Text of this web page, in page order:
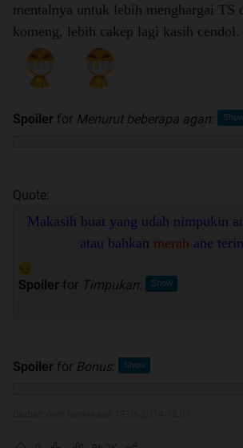
mentalnya untuk lebih menghargai TS
komeng, lebih cakep lagi kasih cendol.
Spoiler for Menurut beberapa agan:
Quote:
Makasih buat yang udah nimpukin
atau bahkan merah ane
Spoiler for Timpukan
Spoiler for Bonus: